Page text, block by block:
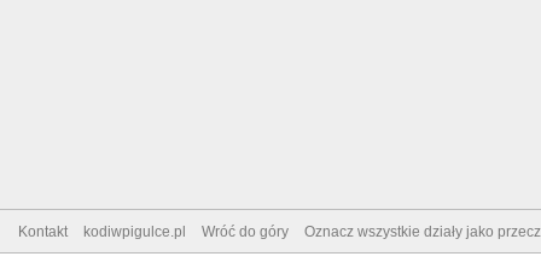
Kontakt kodiwpigulce.pl Wróć do góry Oznacz wszystkie działy jako